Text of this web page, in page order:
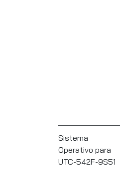
Sistema
Operativo para
UTC-542F-9S51